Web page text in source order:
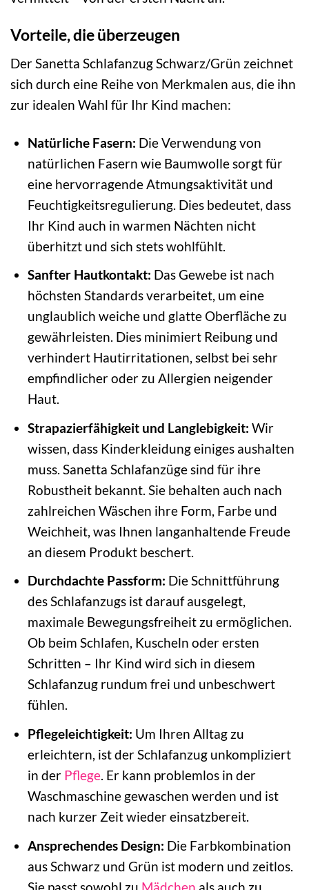
Vorteile, die überzeugen
Der Sanetta Schlafanzug Schwarz/Grün zeichnet
sich durch eine Reihe von Merkmalen aus, die ihn
zur idealen Wahl für Ihr Kind machen:
Natürliche Fasern: Die Verwendung von
natürlichen Fasern wie Baumwolle sorgt für
eine hervorragende Atmungsaktivität und
Feuchtigkeitsregulierung. Dies bedeutet, dass
Ihr Kind auch in warmen Nächten nicht
überhitzt und sich stets wohlfühlt.
Sanfter Hautkontakt: Das Gewebe ist nach
höchsten Standards verarbeitet, um eine
unglaublich weiche und glatte Oberfläche zu
gewährleisten. Dies minimiert Reibung und
verhindert Hautirritationen, selbst bei sehr
empfindlicher oder zu Allergien neigender
Haut.
Strapazierfähigkeit und Langlebigkeit: Wir
wissen, dass Kinderkleidung einiges aushalten
muss. Sanetta Schlafanzüge sind für ihre
Robustheit bekannt. Sie behalten auch nach
zahlreichen Wäschen ihre Form, Farbe und
Weichheit, was Ihnen langanhaltende Freude
an diesem Produkt beschert.
Durchdachte Passform: Die Schnittführung
des Schlafanzugs ist darauf ausgelegt,
maximale Bewegungsfreiheit zu ermöglichen.
Ob beim Schlafen, Kuscheln oder ersten
Schritten – Ihr Kind wird sich in diesem
Schlafanzug rundum frei und unbeschwert
fühlen.
Pflegeleichtigkeit: Um Ihren Alltag zu
erleichtern, ist der Schlafanzug unkompliziert
in der Pflege. Er kann problemlos in der
Waschmaschine gewaschen werden und ist
nach kurzer Zeit wieder einsatzbereit.
Ansprechendes Design: Die Farbkombination
aus Schwarz und Grün ist modern und zeitlos.
Sie passt sowohl zu Mädchen als auch zu